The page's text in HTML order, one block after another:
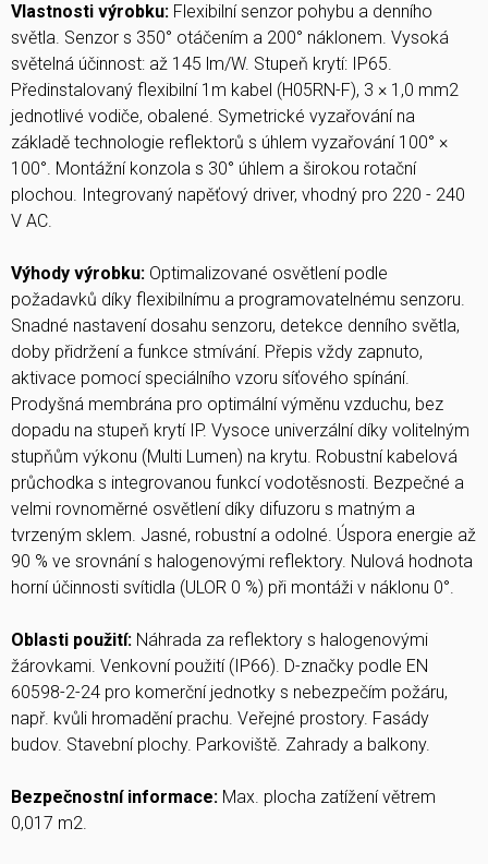
Vlastnosti výrobku: Flexibilní senzor pohybu a denního
světla. Senzor s 350° otáčením a 200° náklonem. Vysoká
světelná účinnost: až 145 lm/W. Stupeň krytí: IP65.
Předinstalovaný flexibilní 1m kabel (H05RN-F), 3 × 1,0 mm2
jednotlivé vodiče, obalené. Symetrické vyzařování na
základě technologie reflektorů s úhlem vyzařování 100° ×
100°. Montážní konzola s 30° úhlem a širokou rotační
plochou. Integrovaný napěťový driver, vhodný pro 220 - 240
V AC.
Výhody výrobku: Optimalizované osvětlení podle
požadavků díky flexibilnímu a programovatelnému senzoru.
Snadné nastavení dosahu senzoru, detekce denního světla,
doby přidržení a funkce stmívání. Přepis vždy zapnuto,
aktivace pomocí speciálního vzoru síťového spínání.
Prodyšná membrána pro optimální výměnu vzduchu, bez
dopadu na stupeň krytí IP. Vysoce univerzální díky volitelným
stupňům výkonu (Multi Lumen) na krytu. Robustní kabelová
průchodka s integrovanou funkcí vodotěsnosti. Bezpečné a
velmi rovnoměrné osvětlení díky difuzoru s matným a
tvrzeným sklem. Jasné, robustní a odolné. Úspora energie až
90 % ve srovnání s halogenovými reflektory. Nulová hodnota
horní účinnosti svítidla (ULOR 0 %) při montáži v náklonu 0°.
Oblasti použití: Náhrada za reflektory s halogenovými
žárovkami. Venkovní použití (IP66). D-značky podle EN
60598-2-24 pro komerční jednotky s nebezpečím požáru,
např. kvůli hromadění prachu. Veřejné prostory. Fasády
budov. Stavební plochy. Parkoviště. Zahrady a balkony.
Bezpečnostní informace: Max. plocha zatížení větrem
0,017 m2.